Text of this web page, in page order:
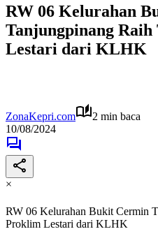
RW 06 Kelurahan
Tanjungpinang
Lestari dari KLHK
ZonaKepri.com
2 min baca
10/08/2024
×
RW 06 Kelurahan Bukit Cermin
Proklim Lestari dari KLHK